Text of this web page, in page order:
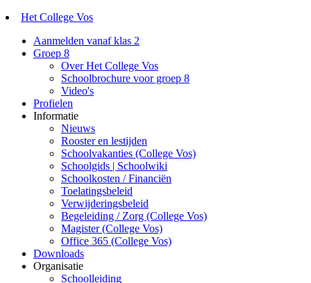
Het College Vos
Aanmelden vanaf klas 2
Groep 8
Over Het College Vos
Schoolbrochure voor groep 8
Video's
Profielen
Informatie
Nieuws
Rooster en lestijden
Schoolvakanties (College Vos)
Schoolgids | Schoolwiki
Schoolkosten / Financiën
Toelatingsbeleid
Verwijderingsbeleid
Begeleiding / Zorg (College Vos)
Magister (College Vos)
Office 365 (College Vos)
Downloads
Organisatie
Schoolleiding